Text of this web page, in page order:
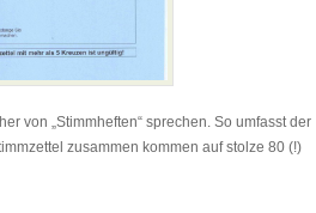
von „Stimmheften“ sprechen. So umfasst der
zusammen kommen auf stolze 80 (!)